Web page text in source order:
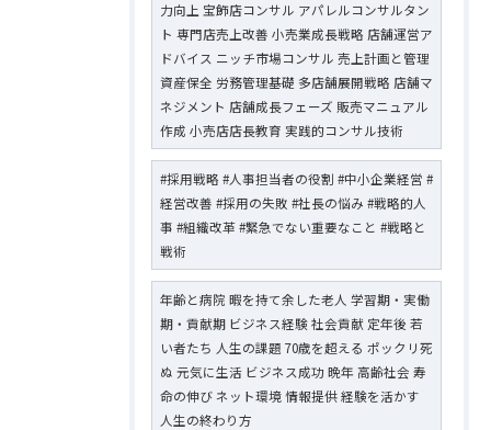
力向上 宝飾店コンサル アパレルコンサルタン
ト 専門店売上改善 小売業成長戦略 店舗運営ア
ドバイス ニッチ市場コンサル 売上計画と管理
資産保全 労務管理基礎 多店舗展開戦略 店舗マ
ネジメント 店舗成長フェーズ 販売マニュアル
作成 小売店店長教育 実践的コンサル技術
#採用戦略 #人事担当者の役割 #中小企業経営 #
経営改善 #採用の失敗 #社長の悩み #戦略的人
事 #組織改革 #緊急でない重要なこと #戦略と
戦術
年齢と病院 暇を持て余した老人 学習期・実働
期・貢献期 ビジネス経験 社会貢献 定年後 若
い者たち 人生の課題 70歳を超える ポックリ死
ぬ 元気に生活 ビジネス成功 晩年 高齢社会 寿
命の伸び ネット環境 情報提供 経験を活かす
人生の終わり方